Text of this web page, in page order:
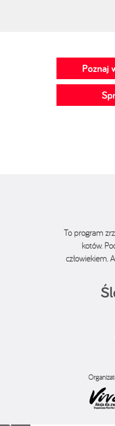
Poznaj
To program
kotów.
człowiekiem.